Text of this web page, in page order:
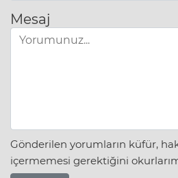
Mesaj
Gönderilen yorumların küfür,
içermemesi gerektiğini